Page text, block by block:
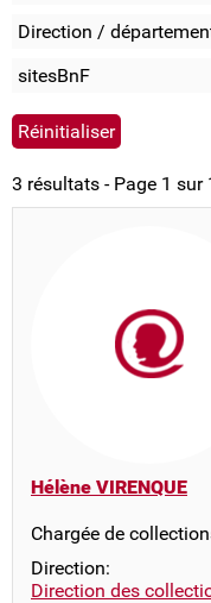
Direction /
sitesBnF
3 résultats - Page 1 sur
Hélène VIRENQUE
Chargée de
Direction:
Direction des